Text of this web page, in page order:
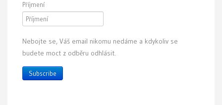
Příjmení
Nebojte se, Váš email nikomu nedáme a kdykoliv se
budete moct z odběru odhlásit.
Subscribe